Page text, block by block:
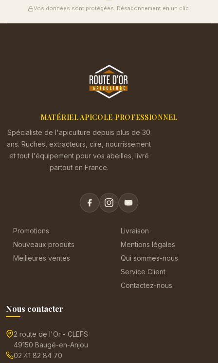
Vos données sont protégées. Désabonnement en un clic.
MATÉRIEL APICOLE PROFESSIONNEL
Spécialiste de l'apiculture depuis plus de 30
ans. Ruches, extracteurs, cire, nourrissement
et tout l'équipement pour vos abeilles, livré
partout en France.
Promotions
Nouveaux produits
Meilleures ventes
Livraison
Mentions légales
Qui sommes-nous
Service Client
Contactez-nous
Nous contacter
2 route de l'Or - CLEFS
49150 Baugé-en-Anjou
02 41 82 84 70